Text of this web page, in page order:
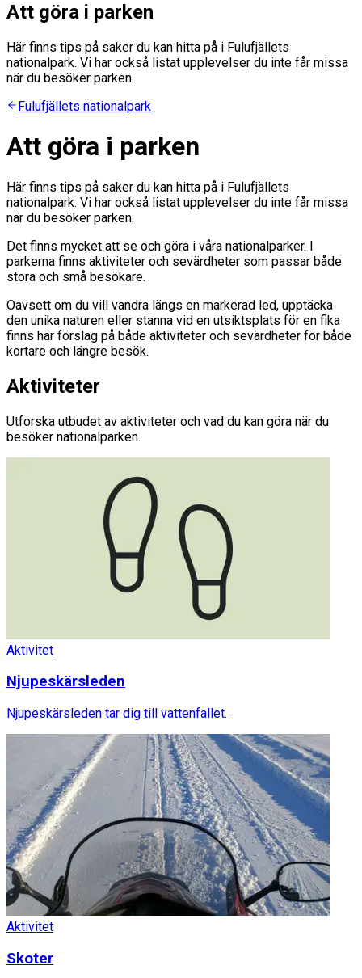
Att göra i parken
Här finns tips på saker du kan hitta på i Fulufjällets
nationalpark. Vi har också listat upplevelser du inte får missa
när du besöker parken.
Fulufjällets nationalpark
Att göra i parken
Här finns tips på saker du kan hitta på i Fulufjällets
nationalpark. Vi har också listat upplevelser du inte får missa
när du besöker parken.
Det finns mycket att se och göra i våra nationalparker. I
parkerna finns aktiviteter och sevärdheter som passar både
stora och små besökare.
Oavsett om du vill vandra längs en markerad led, upptäcka
den unika naturen eller stanna vid en utsiktsplats för en fika
finns här förslag på både aktiviteter och sevärdheter för både
kortare och längre besök.
Aktiviteter
Utforska utbudet av aktiviteter och vad du kan göra när du
besöker nationalparken.
Aktivitet
Njupeskärsleden
Njupeskärsleden tar dig till vattenfallet.
Aktivitet
Skoter